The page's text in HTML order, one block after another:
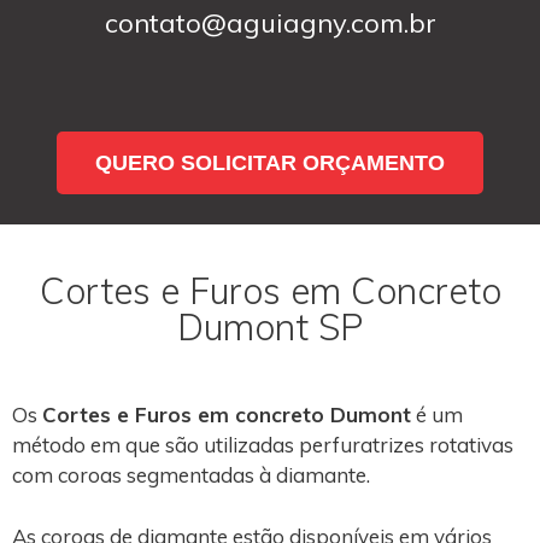
contato@aguiagny.com.br
QUERO SOLICITAR ORÇAMENTO
Cortes e Furos em Concreto
Dumont SP
Os Cortes e Furos em concreto Dumonté um
método em que são utilizadas perfuratrizes rotativas
com coroas segmentadas à diamante.
As coroas de diamante estão disponíveis em vários